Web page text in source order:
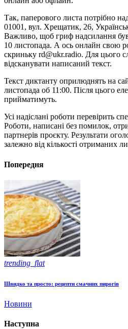
Так, паперового листа потрібно
01001, вул. Хрещатик, 26,
Важливо, щоб гриф надсилання
10 листопада. А ось онлайн свою
скриньку rd@ukr.radio. Для цього
відсканувати написаний текст.
Текст диктанту оприлюднять на
листопада об 11:00. Після цього
прийматимуть.
Усі надіслані роботи перевірить
Роботи, написані без помилок,
партнерів проєкту. Результати
залежно від кількості отриманих
Попередня
trending_flat
Швидко та просто: рецепти смачних пирогів
Новини
Наступна